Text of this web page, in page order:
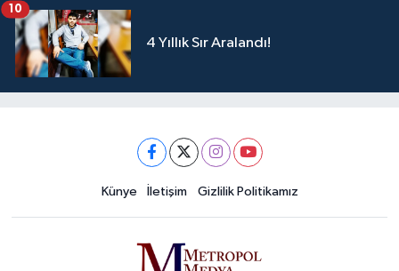
4 Yıllık Sır Aralandı!
10
Künye İletişim Gizlilik Politikamız